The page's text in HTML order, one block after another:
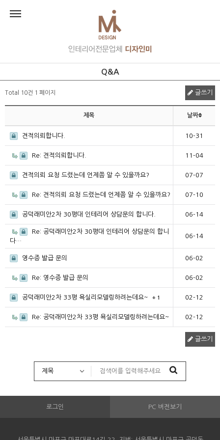
Q&A
Total 10건 1 페이지 글쓰기
제목 날짜
견적의뢰합니다. 10-31
Re: 견적의뢰합니다. 11-04
견적의뢰 요청 드렸는데 언제쯤 알 수 있을까요? 07-07
Re: 견적의뢰 요청 드렸는데 언제쯤 알 수 있을까요? 07-10
공덕래미안2차 30평대 인테리어 상담문의 합니다. 06-14
Re: 공덕래미안2차 30평대 인테리어 상담문의 합니
다…
06-14
영수증 발급 문의 06-02
Re: 영수증 발급 문의 06-02
공덕래미안2차 33평 욕실리모델링하려는데요~ + 1 02-12
Re: 공덕래미안2차 33평 욕실리모델링하려는데요~ 02-12
글쓰기
로그인 PC 버전보기